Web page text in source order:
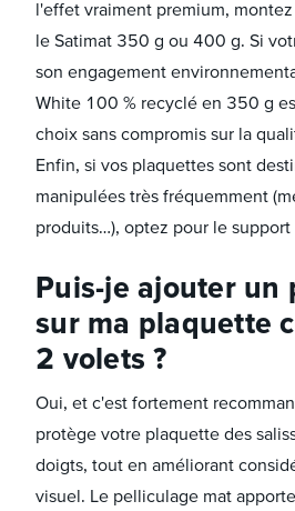
l'effet vraiment premium,
le Satimat 350 g ou 400 g. Si
son engagement
White 100 % recyclé en 350 g
choix sans compromis sur la
Enfin, si vos plaquettes sont
manipulées très fréquemment
produits…), optez pour le
Puis-je ajouter un
sur ma plaquette
2 volets ?
Oui, et c'est fortement
protège votre plaquette des
doigts, tout en améliorant
visuel. Le pelliculage mat